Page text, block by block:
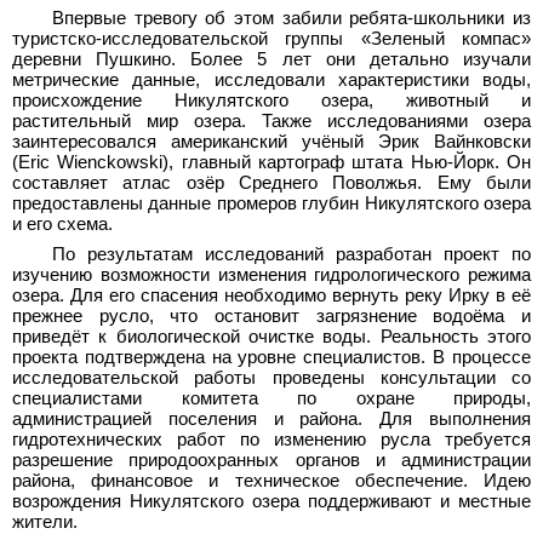
Впервые тревогу об этом забили ребята-школьники из
туристско-исследовательской группы «Зеленый компас»
деревни Пушкино. Более 5 лет они детально изучали
метрические данные, исследовали характеристики воды,
происхождение Никулятского озера, животный и
растительный мир озера. Также исследованиями озера
заинтересовался американский учёный Эрик Вайнковски
(Eric Wienckowski), главный картограф штата Нью-Йорк. Он
составляет атлас озёр Среднего Поволжья. Ему были
предоставлены данные промеров глубин Никулятского озера
и его схема.
По результатам исследований разработан проект по
изучению возможности изменения гидрологического режима
озера. Для его спасения необходимо вернуть реку Ирку в её
прежнее русло, что остановит загрязнение водоёма и
приведёт к биологической очистке воды. Реальность этого
проекта подтверждена на уровне специалистов. В процессе
исследовательской работы проведены консультации со
специалистами комитета по охране природы,
администрацией поселения и района. Для выполнения
гидротехнических работ по изменению русла требуется
разрешение природоохранных органов и администрации
района, финансовое и техническое обеспечение. Идею
возрождения Никулятского озера поддерживают и местные
жители.